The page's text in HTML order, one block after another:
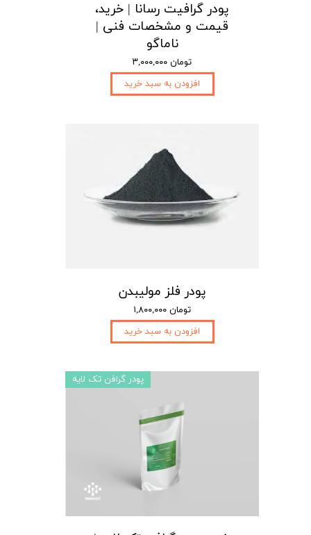
پودر گرافیت رسانا | خرید،
قیمت و مشخصات فنی |
ناماگو
۳,۰۰۰,۰۰۰ تومان
افزودن به سبد خرید
پودر فلز مولیبدن
۱,۸۰۰,۰۰۰ تومان
افزودن به سبد خرید
پودر گرافن تک لایه